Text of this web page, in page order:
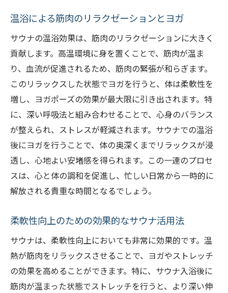
温浴による筋肉のリラクゼーションとヨガ
サウナの温浴効果は、筋肉のリラクゼーションに大きく
貢献します。高温環境に身を置くことで、筋肉が温ま
り、血流が促進されるため、筋肉の緊張が和らぎます。
このリラックスした状態でヨガを行うと、体は柔軟性を
増し、ヨガポーズの効果が最大限に引き出されます。特
に、深い呼吸法と組み合わせることで、心身のバランス
が整えられ、ストレスが軽減されます。サウナでの温浴
後にヨガを行うことで、体の奥深くまでリラックスが浸
透し、心地よい安堵感を得られます。この一連のプロセ
スは、心と体の調和を促進し、忙しい日常から一時的に
解放される貴重な時間となるでしょう。
柔軟性向上のための効果的なサウナ活用法
サウナは、柔軟性向上においても非常に効果的です。温
熱が筋肉をリラックスさせることで、ヨガやストレッチ
の効果を高めることができます。特に、サウナ入浴後に
筋肉が温まった状態でストレッチを行うと、より深い伸